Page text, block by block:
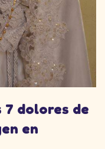
7 dolores de
en